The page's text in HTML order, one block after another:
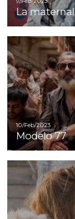
La maternal
10/Feb/2023
Modelo 77